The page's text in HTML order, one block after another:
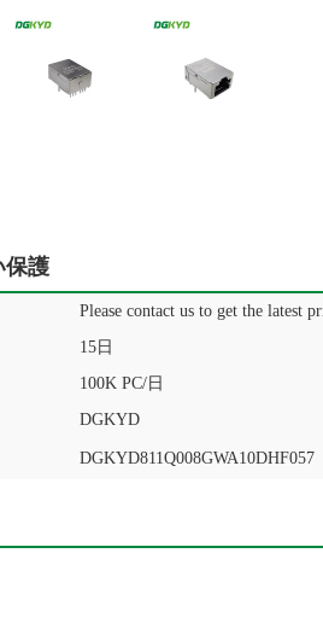
保護
Please contact us to get the latest
15日
100K PC/日
DGKYD
DGKYD811Q008GWA10DHF057